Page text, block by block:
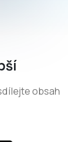
obsah